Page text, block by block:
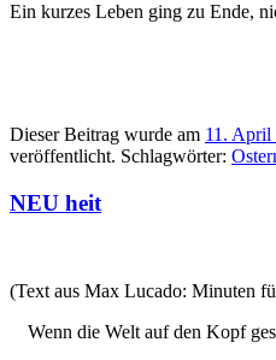
Ein kurzes Leben ging zu Ende,
Dieser Beitrag wurde am 11. April
veröffentlicht. Schlagwörter:
NEU heit
(Text aus Max Lucado: Minuten
Wenn die Welt auf den Kopf